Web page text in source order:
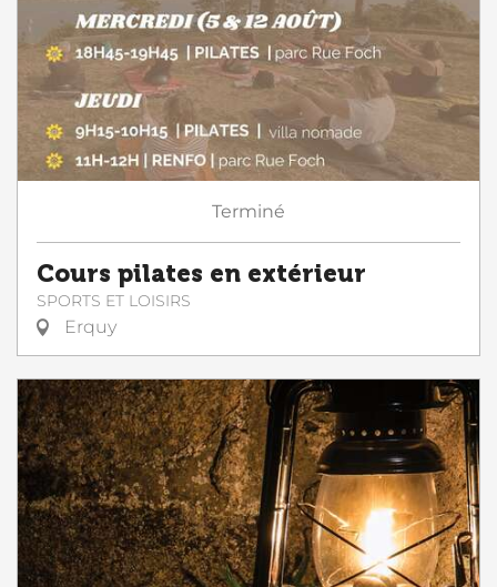
Terminé
Cours pilates en extérieur
SPORTS ET LOISIRS
Erquy